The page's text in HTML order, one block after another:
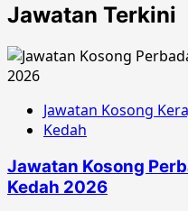
Jawatan Terkini
Jawatan Kosong
Kedah
Jawatan Kosong
Kedah 2026